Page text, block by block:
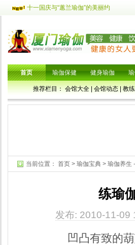
十一国庆与“蕙兰瑜伽”的美丽约
首页
推荐栏目：会馆大全|会馆动态|教
瑜伽保健 健身瑜伽
当前位置： 首页 > 瑜伽宝典 > 瑜伽养生
练瑜
发布: 2010-11-09
凹凸有致的葫